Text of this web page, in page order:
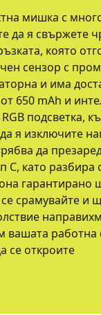
мишка с
да я свържете
която
сензор с
и има
650 mAh и
подсветка,
я изключите
да
C, като
срамувайте и
вашата
се откроите